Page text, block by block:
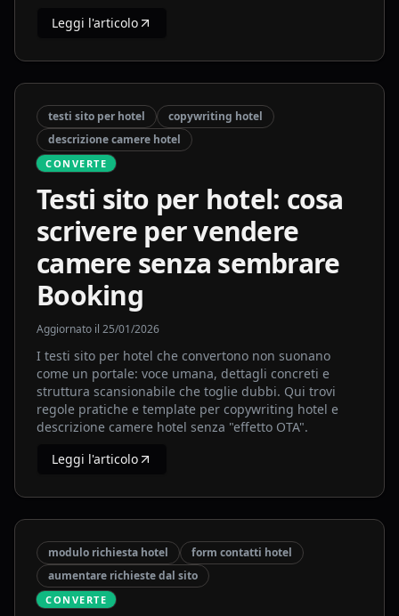
Leggi l'articolo
testi sito per hotel
copywriting hotel
descrizione camere hotel
CONVERTE
Testi sito per hotel: cosa
scrivere per vendere
camere senza sembrare
Booking
Aggiornato il 25/01/2026
I testi sito per hotel che convertono non suonano
come un portale: voce umana, dettagli concreti e
struttura scansionabile che toglie dubbi. Qui trovi
regole pratiche e template per copywriting hotel e
descrizione camere hotel senza "effetto OTA".
Leggi l'articolo
modulo richiesta hotel
form contatti hotel
aumentare richieste dal sito
CONVERTE